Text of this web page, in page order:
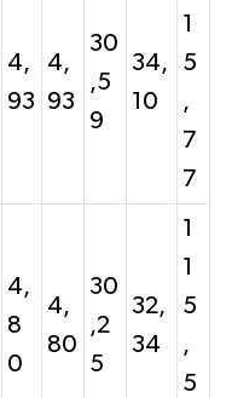
4,
93
4,
93
30
,5
9
34,
10
1
5
,
7
7
4,
8
0
4,
80
30
,2
5
32,
34
1
1
5
,
5